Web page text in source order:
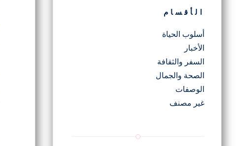
الأقسام
أسلوب الحياة
الأخبار
السفر والثقافة
الصحة والجمال
الوصفات
غير مصنف